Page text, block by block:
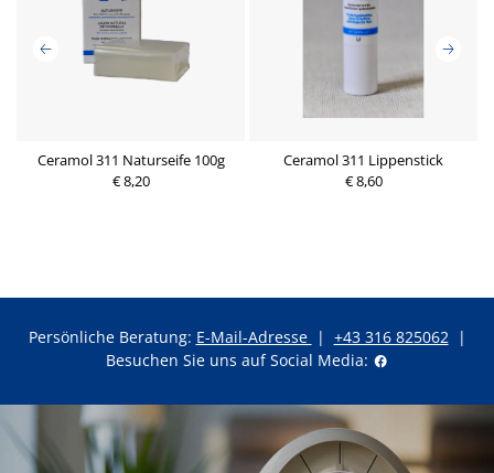
Ceramol 311 Naturseife 100g
€ 8,20
Ceramol 311 Lippenstick
€ 8,60
Persönliche Beratung: E-Mail-Adresse | +43 316 825062|
Besuchen Sie uns auf Social Media: